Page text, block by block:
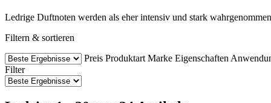
Ledrige Duftnoten werden als eher intensiv und stark
Filtern & sortieren
Preis Produktart Marke Eigenschaften
Filter